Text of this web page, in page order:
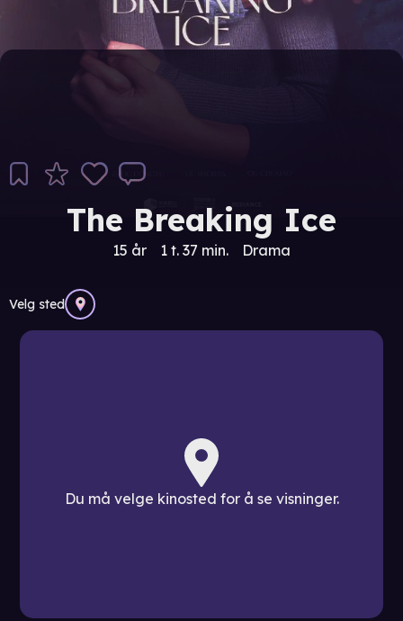
The Breaking Ice
15 år 1 t. 37 min. Drama
Velg sted
Du må velge kinosted for å se visninger.